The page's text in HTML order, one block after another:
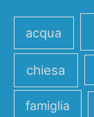
acqua
chiesa
famiglia